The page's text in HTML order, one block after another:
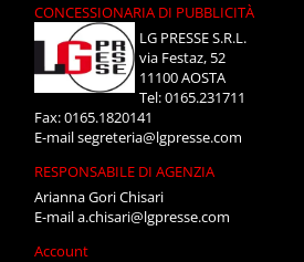
CONCESSIONARIA DI PUBBLICITÀ
LG PRESSE S.R.L.
via Festaz, 52
11100 AOSTA
Tel: 0165.231711
Fax: 0165.1820141
E-mailsegreteria@lgpresse.com
RESPONSABILE DI AGENZIA
Arianna Gori Chisari
E-maila.chisari@lgpresse.com
Account